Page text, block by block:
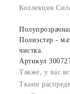
Коллекция
Полиэстер -
чистка.
Артикул
Также, у вас
Ткани